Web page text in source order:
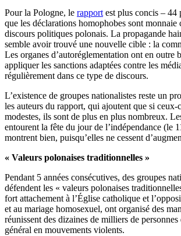
Pour la Pologne, le rapport est plus concis – 44
que les déclarations homophobes sont monnaie
discours politiques polonais. La propagande
semble avoir trouvé une nouvelle cible : la
Les organes d’autoréglementation ont en outre
appliquer les sanctions adaptées contre les
régulièrement dans ce type de discours.
L’existence de groupes nationalistes reste un
les auteurs du rapport, qui ajoutent que si ceux-
modestes, ils sont de plus en plus nombreux.
entourent la fête du jour de l’indépendance (le
montrent bien, puisqu’elles ne cessent
« Valeurs polonaises traditionnelles »
Pendant 5 années consécutives, des groupes
défendent les « valeurs polonaises
fort attachement à l’Église catholique et
et au mariage homosexuel, ont organisé des
réunissent des dizaines de milliers de personnes
général en mouvements violents.